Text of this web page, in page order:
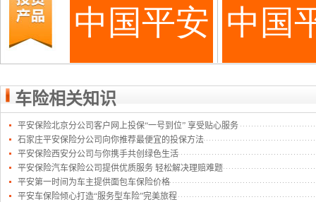
车险相关知识
平安保险北京分公司客户网上投保“一号到位” 享受贴心服务
石家庄平安保险分公司向你推荐最便宜的投保方法
平安保险西安分公司与你携手共创绿色生活
平安保险汽车保险公司提供优质服务 轻松解决理赔难题
平安第一时间为车主提供面包车保险价格
平安车保险倾心打造“服务型车险”完美旅程